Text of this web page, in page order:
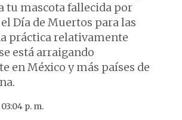
tu mascota fallecida por
Día de Muertos para las
práctica relativamente
está arraigando
en México y más países de
p. m.